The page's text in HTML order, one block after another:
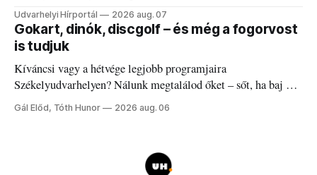
Udvarhelyi Hírportál 2026 aug. 07
Gokart, dinók, discgolf – és még a fogorvost
is tudjuk
Kíváncsi vagy a hétvége legjobb programjaira
Székelyudvarhelyen? Nálunk megtalálod őket – sőt, ha baj van
a fogaddal, a fogorvosi ügyeletet is!
Gál Előd, Tóth Hunor 2026 aug. 06